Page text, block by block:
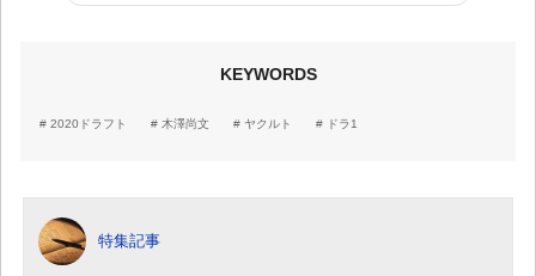
KEYWORDS
2020ドラフト 木澤尚文 ヤクルト ドラ1
特集記事